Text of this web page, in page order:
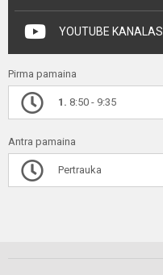
YOUTUBE KANALAS
Pirma pamaina
1. 8:50 - 9:35
Antra pamaina
Pertrauka